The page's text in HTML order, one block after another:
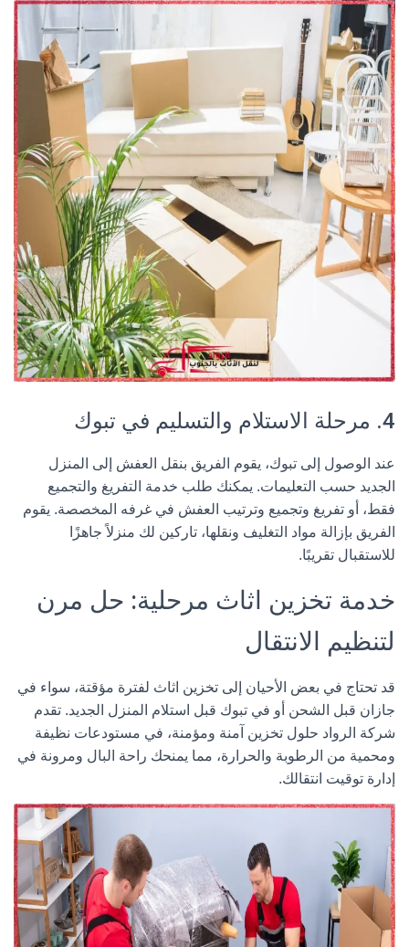
4. مرحلة الاستلام والتسليم في تبوك
عند الوصول إلى تبوك، يقوم الفريق بنقل العفش إلى المنزل
الجديد حسب التعليمات. يمكنك طلب خدمة التفريغ والتجميع
فقط، أو تفريغ وتجميع وترتيب العفش في غرفه المخصصة. يقوم
الفريق بإزالة مواد التغليف ونقلها، تاركين لك منزلاً جاهزًا
للاستقبال تقريبًا.
خدمة تخزين اثاث مرحلية: حل مرن
لتنظيم الانتقال
قد تحتاج في بعض الأحيان إلى تخزين اثاث لفترة مؤقتة، سواء في
جازان قبل الشحن أو في تبوك قبل استلام المنزل الجديد. تقدم
شركة الرواد حلول تخزين آمنة ومؤمنة، في مستودعات نظيفة
ومحمية من الرطوبة والحرارة، مما يمنحك راحة البال ومرونة في
إدارة توقيت انتقالك.